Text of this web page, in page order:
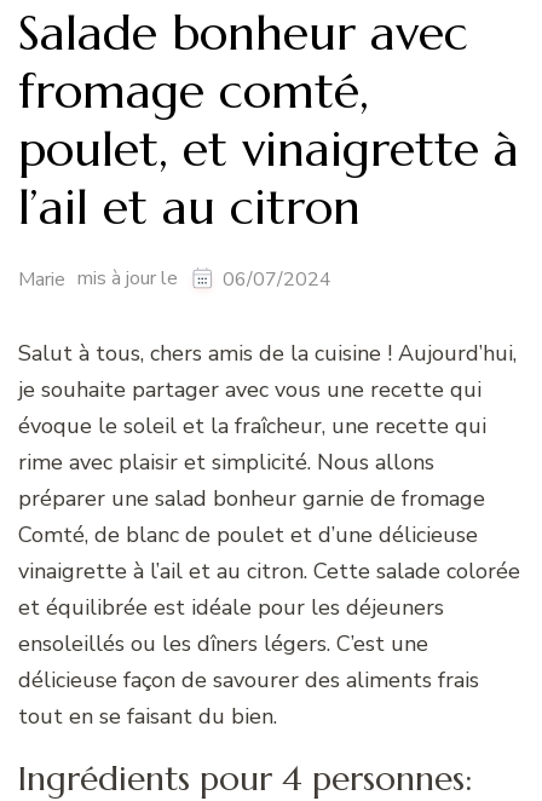
Salade bonheur avec
fromage comté,
poulet, et vinaigrette à
l’ail et au citron
Marie mis à jour le 06/07/2024
Salut à tous, chers amis de la cuisine ! Aujourd’hui,
je souhaite partager avec vous une recette qui
évoque le soleil et la fraîcheur, une recette qui
rime avec plaisir et simplicité. Nous allons
préparer une salad bonheur garnie de fromage
Comté, de blanc de poulet et d’une délicieuse
vinaigrette à l’ail et au citron. Cette salade colorée
et équilibrée est idéale pour les déjeuners
ensoleillés ou les dîners légers. C’est une
délicieuse façon de savourer des aliments frais
tout en se faisant du bien.
Ingrédients pour 4 personnes: